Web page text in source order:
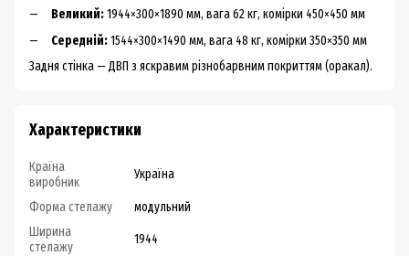
Великий:1944×300×1890 мм, вага 62 кг, комірки 450×450 мм
Середній:1544×300×1490 мм, вага 48 кг, комірки 350×350 мм
Задня стінка — ДВП з яскравим різнобарвним покриттям (оракал).
Характеристики
Країна
виробник
Україна
Форма стелажу
модульний
Ширина
стелажу
1944